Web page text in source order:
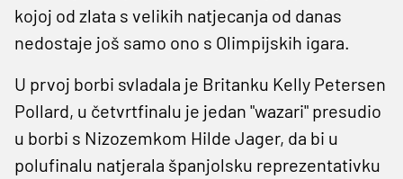
kojoj od zlata s velikih natjecanja od danas
nedostaje još samo ono s Olimpijskih igara.
U prvoj borbi svladala je Britanku Kelly Petersen
Pollard, u četvrtfinalu je jedan "wazari" presudio
u borbi s Nizozemkom Hilde Jager, da bi u
polufinalu natjerala španjolsku reprezentativku